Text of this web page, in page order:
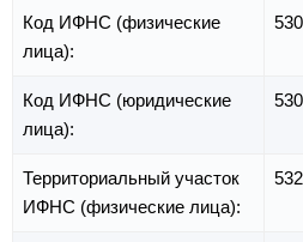
Код ИФНС (физические
лица):
Код ИФНС (юридические
лица):
Территориальный участок
ИФНС (физические лица):